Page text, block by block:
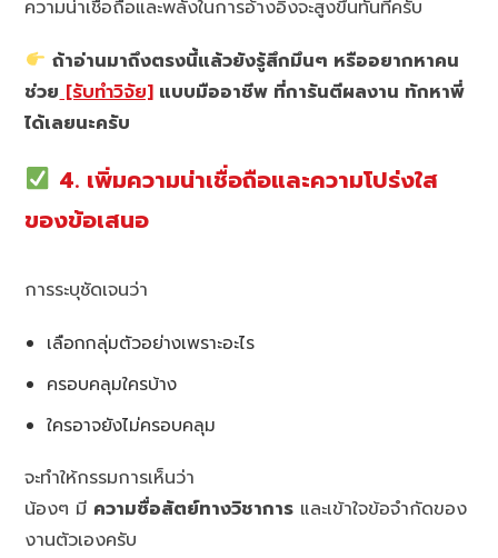
ความน่าเชื่อถือและพลังในการอ้างอิงจะสูงขึ้นทันทีครับ
ถ้าอ่านมาถึงตรงนี้แล้วยังรู้สึกมึนๆ หรืออยากหาคน
ช่วย [รับทำวิจัย] แบบมืออาชีพ ที่การันตีผลงาน ทักหาพี่
ได้เลยนะครับ
4. เพิ่มความน่าเชื่อถือและความโปร่งใส
ของข้อเสนอ
การระบุชัดเจนว่า
เลือกกลุ่มตัวอย่างเพราะอะไร
ครอบคลุมใครบ้าง
ใครอาจยังไม่ครอบคลุม
จะทำให้กรรมการเห็นว่า
น้องๆ มี ความซื่อสัตย์ทางวิชาการ และเข้าใจข้อจำกัดของ
งานตัวเองครับ